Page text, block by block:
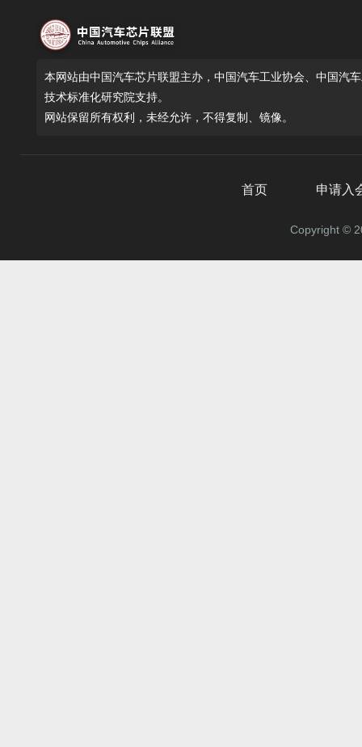
本网站由中国汽车芯片联盟主办，中国汽车工业协会、中国汽
技术标准化研究院支持。
网站保留所有权利，未经允许，不得复制、镜像。
首页 申请入
Copyright ©